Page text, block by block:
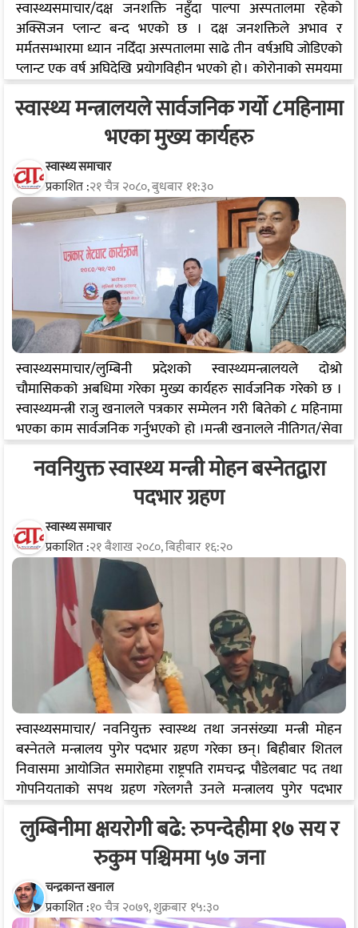
स्वास्थ्यसमाचार/दक्ष जनशक्ति नहुँदा पाल्पा अस्पतालमा रहेको
अक्सिजन प्लान्ट बन्द भएको छ । दक्ष जनशक्तिले अभाव र
मर्मतसम्भारमा ध्यान नदिँदा अस्पतालमा साढे तीन वर्षअघि जोडिएको
प्लान्ट एक वर्ष अघिदेखि प्रयोगविहीन भएको हो । कोरोनाको समयमा
संघीय सरकारबाट बजेट विनियोजन भई निमार्ण भएको अक्सिजन
प्लान्ट हाल बिग्रिएर थन्किएको छ ।२०७८भदौमा अक्सिजन प्लान्ट
जडान गरिएको थियो ।संघीय सरकार अन्तर्गत अर्थ मन्त्रालयले २०७८
जेठमा अक्सिजन प्लान्ट सञ्चालनका लागि एक करोड ५० लाख बजेट
स्वीकृत गरेको थियो । सरकारले स्वीकृत गरेको रकमबाट अक्सिजन
उत्पादन गर्ने मेसिनहरु खरिद गरि प्लान्ट सञ्चालनमा ल्याइएको थियो ।
प्लान्टका लागि अस्पताल नजिकै…
स्वास्थ्य मन्त्रालयले सार्वजनिक गर्यो ८महिनामा
भएका मुख्य कार्यहरु
स्वास्थ्य समाचार
प्रकाशित :२१ चैत्र २०८०, बुधबार ११:३०
स्वास्थ्यसमाचार/लुम्बिनी प्रदेशको स्वास्थ्यमन्त्रालयले दोश्रो
चौमासिकको अबधिमा गरेका मुख्य कार्यहरु सार्वजनिक गरेको छ ।
स्वास्थ्यमन्त्री राजु खनालले पत्रकार सम्मेलन गरी बितेको ८ महिनामा
भएका काम सार्वजनिक गर्नुभएको हो ।मन्त्री खनालले नीतिगत/सेवा
प्रवाहमा भएका उपलब्धि, जनशक्ति व्यवस्थापन, बजेट खर्चको
अवस्था, सञ्चालनको तयारीमा रहेका कार्यक्रमलगायतको बारेमा
जानकारी गराउनु भयो। यो अवधिमा सिकलसेल थाल्सेमिया र
हेमोफिलियाका बिरामीका परिवारहरुको लागि निःशुल्क बिमा
कार्यक्रमको शुरुवात भएको, प्रदेशमा भएको सिकलसेल एनिमियाको
समस्या समाधानको लागि बारबर्दियामा रहेको आरसी मेमोरियल
अस्पताललाई प्रदेशस्तरीय सिकलसेल अस्पतालमा स्तरोन्नति अन्तिम
चरणमा रहेको र त्यसका लागि आवश्यक बजेटसमेत स्थानीय तहमा
हस्तारन्तरण भइसकेको र लमही अस्पतालमा…
नवनियुक्त स्वास्थ्य मन्त्री मोहन बस्नेतद्वारा
पदभार ग्रहण
स्वास्थ्य समाचार
प्रकाशित :२१ बैशाख २०८०, बिहीबार १६:२०
स्वास्थ्यसमाचार/ नवनियुक्त स्वास्थ्थ तथा जनसंख्या मन्त्री मोहन
बस्नेतले मन्त्रालय पुगेर पदभार ग्रहण गरेका छन्। बिहीबार शितल
निवासमा आयोजित समारोहमा राष्ट्रपति रामचन्द्र पौडेलबाट पद तथा
गोपनियताको सपथ ग्रहण गरेलगत्तै उनले मन्त्रालय पुगेर पदभार
सम्हालेका हुन्। मन्त्री बस्नेतलाई प्रधानमन्त्री पुष्पकमल दाहाल
प्रचण्डको सिफारिसमा बुधबार राष्ट्रपति भण्डारीले स्वास्थ्यमन्त्री नियुक्त
गरेका थिए। पदभार ग्रहणअघि मन्त्री बस्नेतलाई मन्त्रालयका
कर्मचारीहरूले स्वागत गरेका छन्।
लुम्बिनीमा क्षयरोगी बढे: रुपन्देहीमा १७ सय र
रुकुम पश्चिममा ५७ जना
चन्द्रकान्त खनाल
प्रकाशित :१० चैत्र २०७९, शुक्रबार १५:३०